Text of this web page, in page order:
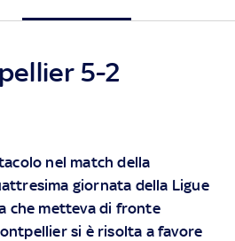
5-2
nel match della
giornata della Ligue
che metteva di fronte
si è risolta a favore